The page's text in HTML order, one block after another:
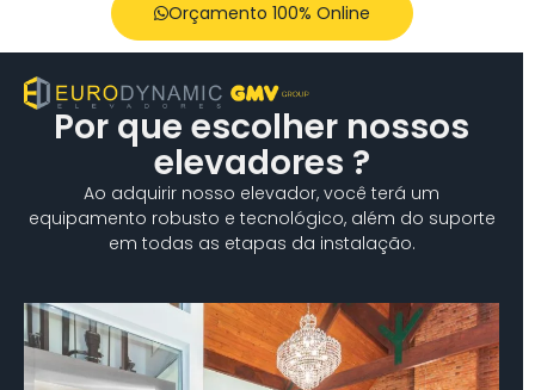
Orçamento 100% Online
Por que escolher nossos
elevadores ?
Ao adquirir nosso elevador, você terá um
equipamento robusto e tecnológico, além do suporte
em todas as etapas da instalação.